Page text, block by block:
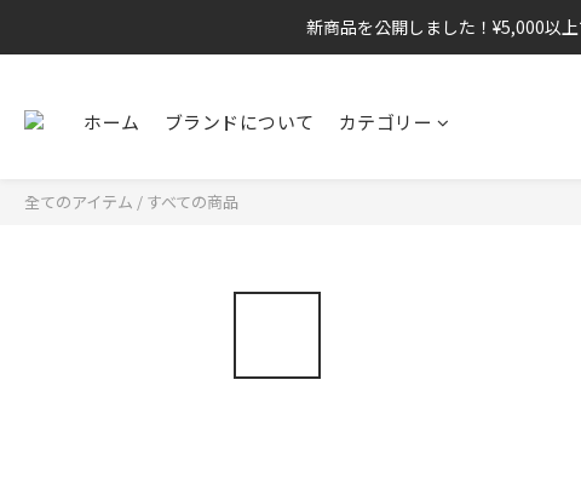
新商品を公開しました！¥5,000以
ホーム ブランドについて カテゴリー
全てのアイテム / すべての商品